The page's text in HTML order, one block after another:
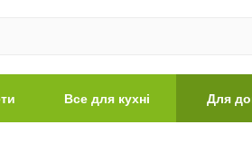
Все для кухні Для